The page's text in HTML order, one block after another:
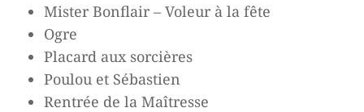
Mister Bonflair – Voleur à la fête
Ogre
Placard aux sorcières
Poulou et Sébastien
Rentrée de la Maîtresse